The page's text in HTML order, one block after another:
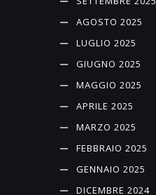
AGOSTO 2025
LUGLIO 2025
GIUGNO 2025
MAGGIO 2025
APRILE 2025
MARZO 2025
FEBBRAIO 2025
GENNAIO 2025
DICEMBRE 2024